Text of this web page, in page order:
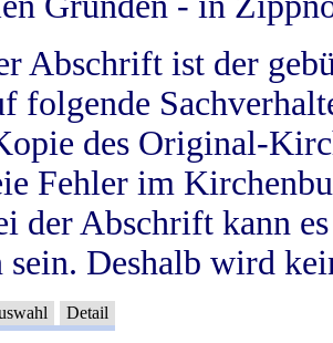
Abschrift ist der
folgende
des Original-
Fehler im
der Abschrift kann
sein. Deshalb wird
Detail